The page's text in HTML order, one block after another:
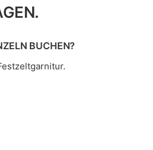
BUCHEN?